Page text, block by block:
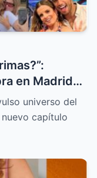
en Madrid
con Said
universo del
capítulo